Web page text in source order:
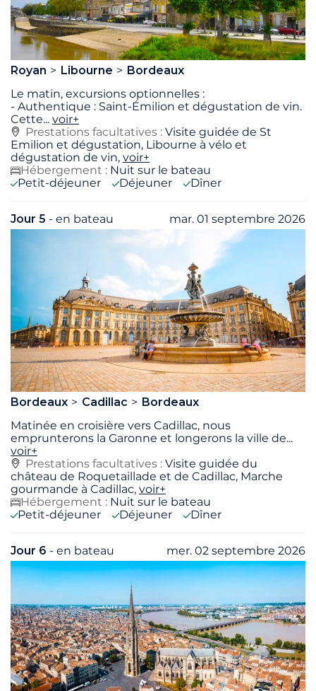
Royan Libourne
Bordeaux
Le matin, excursions optionnelles :
- Authentique : Saint-Émilion et dégustation de vin.
Cette... voir+
Prestations facultatives : Visite guidée de St
Emilion et dégustation, Libourne à vélo et
dégustation de vin, voir+
Hébergement : Nuit sur le bateau
Petit-déjeuner
Déjeuner Dîner
Jour 5 - en bateau mar. 01 septembre 2026
Bordeaux Cadillac
Bordeaux
Matinée en croisière vers Cadillac, nous
emprunterons la Garonne et longerons la ville de...
voir+
Prestations facultatives : Visite guidée du
château de Roquetaillade et de Cadillac, Marche
gourmande à Cadillac, voir+
Hébergement : Nuit sur le bateau
Petit-déjeuner
Déjeuner Dîner
Jour 6 - en bateau mer. 02 septembre 2026